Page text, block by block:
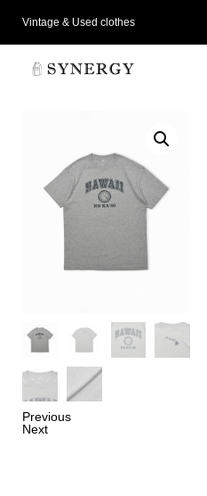
Vintage & Used clothes
Previous
Next